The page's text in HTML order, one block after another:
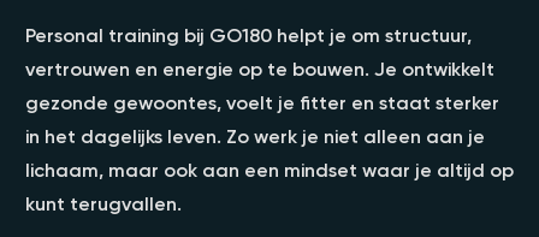
Personal training bij GO180 helpt je om structuur,
vertrouwen en energie op te bouwen. Je ontwikkelt
gezonde gewoontes, voelt je fitter en staat sterker
in het dagelijks leven. Zo werk je niet alleen aan je
lichaam, maar ook aan een mindset waar je altijd op
kunt terugvallen.